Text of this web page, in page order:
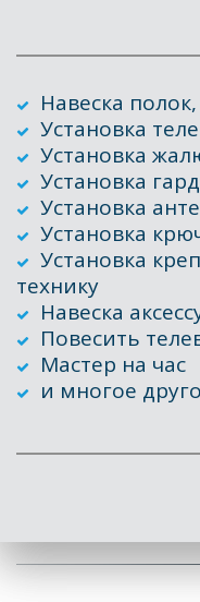
Навеска
Установка
Установка
Установка
Установка
Установка
Установка
технику
Навеска
Повесить
Мастер на час
и многое